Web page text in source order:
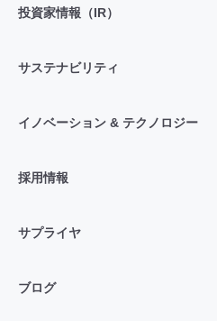
投資家情報（IR）
サステナビリティ
イノベーション & テクノロジー
採用情報
サプライヤ
ブログ